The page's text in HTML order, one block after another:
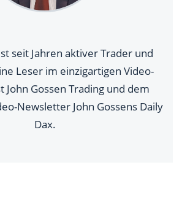
seit Jahren aktiver Trader und
Leser im einzigartigen Video-
John Gossen Trading und dem
Newsletter John Gossens Daily
Dax.